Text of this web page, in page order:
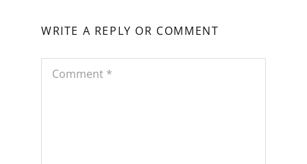
WRITE A REPLY OR COMMENT